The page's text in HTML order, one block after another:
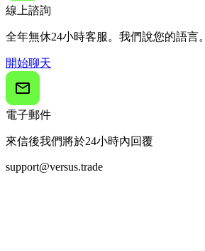
線上諮詢
全年無休24小時客服。我們說您的語言。
開始聊天
電子郵件
來信後我們將於24小時內回覆
support@versus.trade